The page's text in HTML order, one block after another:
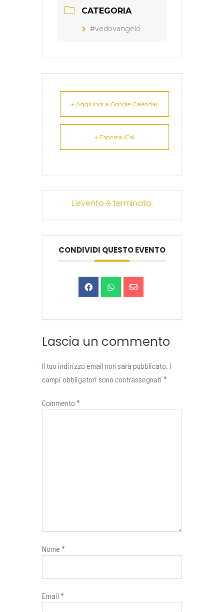
CATEGORIA
#vedovangelo
+ Aggiungi a Google Calendar
+ Esporta iCal
L'evento è terminato.
CONDIVIDI QUESTO EVENTO
Lascia un commento
Il tuo indirizzo email non sarà pubblicato. I
campi obbligatori sono contrassegnati *
Commento *
Nome *
Email *